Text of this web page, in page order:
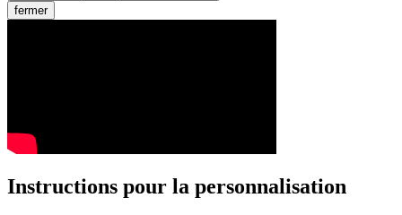
fermer
Instructions pour la personnalisation